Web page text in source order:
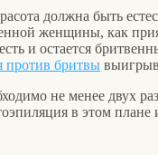
должна быть
женщины, как
и остается
против бритвы
не менее двух
в этом